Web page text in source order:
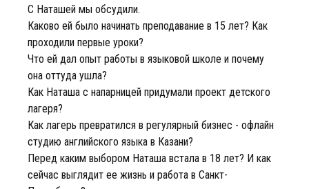
С Наташей мы обсудили.
Каково ей было начинать преподавание в 15 лет? Как
проходили первые уроки?
Что ей дал опыт работы в языковой школе и почему
она оттуда ушла?
Как Наташа с напарницей придумали проект детского
лагеря?
Как лагерь превратился в регулярный бизнес - офлайн
студию английского языка в Казани?
Перед каким выбором Наташа встала в 18 лет? И как
сейчас выглядит ее жизнь и работа в Санкт-